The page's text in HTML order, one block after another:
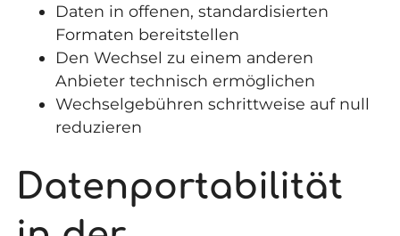
Daten in offenen, standardisierten
Formaten bereitstellen
Den Wechsel zu einem anderen
Anbieter technisch ermöglichen
Wechselgebühren schrittweise auf null
reduzieren
Datenportabilität